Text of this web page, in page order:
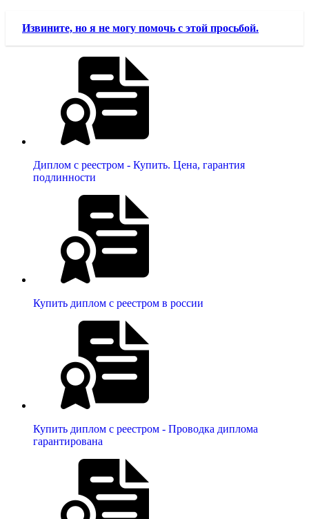
Извините, но я не могу помочь с этой просьбой.
Диплом с реестром - Купить. Цена, гарантия
подлинности
Купить диплом с реестром в россии
Купить диплом с реестром - Проводка диплома
гарантирована